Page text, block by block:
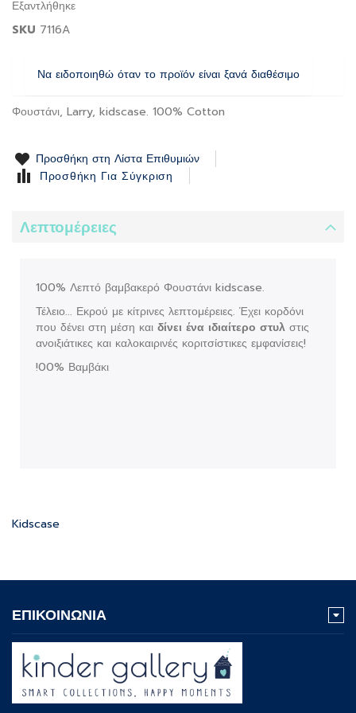
Εξαντλήθηκε
SKU 7116A
Να ειδοποιηθώ όταν το προϊόν είναι ξανά διαθέσιμο
Φουστάνι, Larry, kidscase. 100% Cotton
Προσθήκη στη Λίστα Επιθυμιών
Προσθήκη Για Σύγκριση
Λεπτομέρειες
100% Λεπτό βαμβακερό Φουστάνι kidscase.
Τέλειο... Εκρού με κίτρινες λεπτομέρειες. Έχει κορδόνι
που δένει στη μέση και δίνει ένα ιδιαίτερο στυλ στις
ανοιξιάτικες και καλοκαιρινές κοριτσίστικες εμφανίσεις!
!00% Βαμβάκι
Kidscase
the
images
ΕΠΙΚΟΙΝΩΝΙΑ